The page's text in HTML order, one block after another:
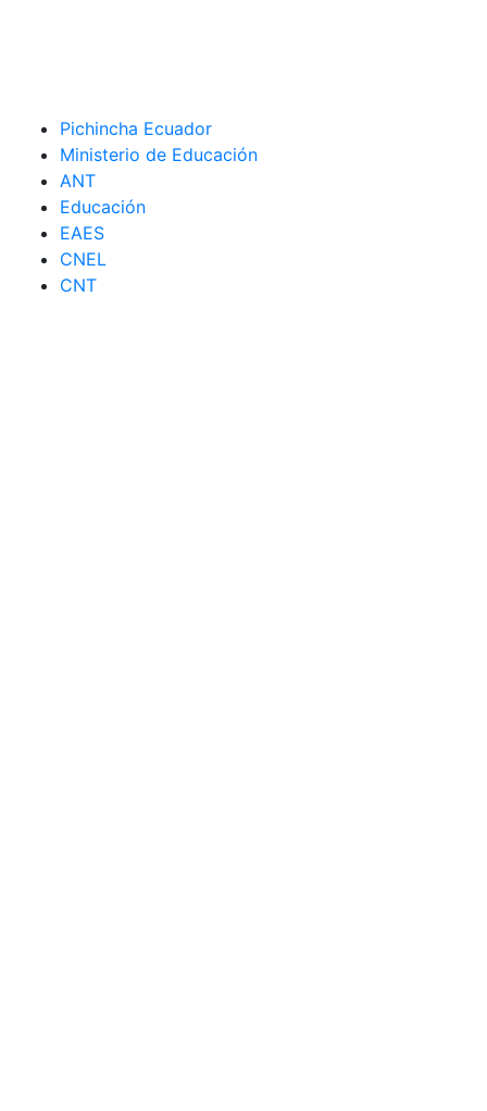
Pichincha Ecuador
Ministerio de Educación
ANT
Educación
EAES
CNEL
CNT